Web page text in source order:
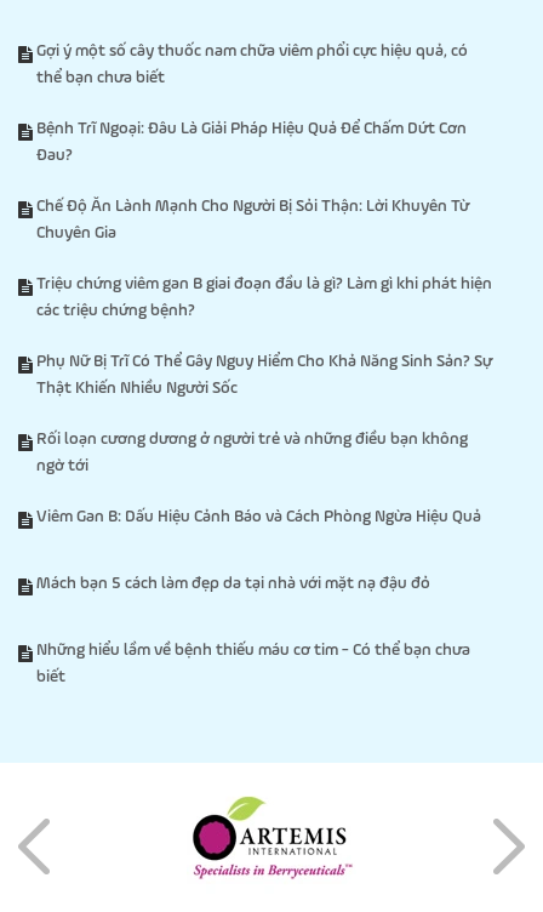
Gợi ý một số cây thuốc nam chữa viêm phổi cực hiệu quả, có
thể bạn chưa biết
Bệnh Trĩ Ngoại: Đâu Là Giải Pháp Hiệu Quả Để Chấm Dứt Cơn
Đau?
Chế Độ Ăn Lành Mạnh Cho Người Bị Sỏi Thận: Lời Khuyên Từ
Chuyên Gia
Triệu chứng viêm gan B giai đoạn đầu là gì? Làm gì khi phát hiện
các triệu chứng bệnh?
Phụ Nữ Bị Trĩ Có Thể Gây Nguy Hiểm Cho Khả Năng Sinh Sản? Sự
Thật Khiến Nhiều Người Sốc
Rối loạn cương dương ở người trẻ và những điều bạn không
ngờ tới
Viêm Gan B: Dấu Hiệu Cảnh Báo và Cách Phòng Ngừa Hiệu Quả
Mách bạn 5 cách làm đẹp da tại nhà với mặt nạ đậu đỏ
Những hiểu lầm về bệnh thiếu máu cơ tim - Có thể bạn chưa
biết